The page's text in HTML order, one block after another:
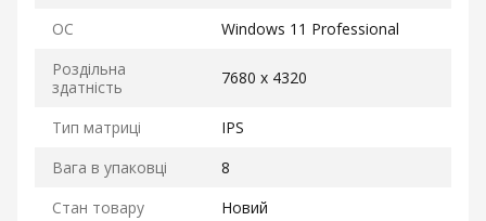
ОС
Windows 11 Professional
Роздільна
здатність
7680 x 4320
Тип матриці
IPS
Вага в упаковці
8
Стан товару
Новий